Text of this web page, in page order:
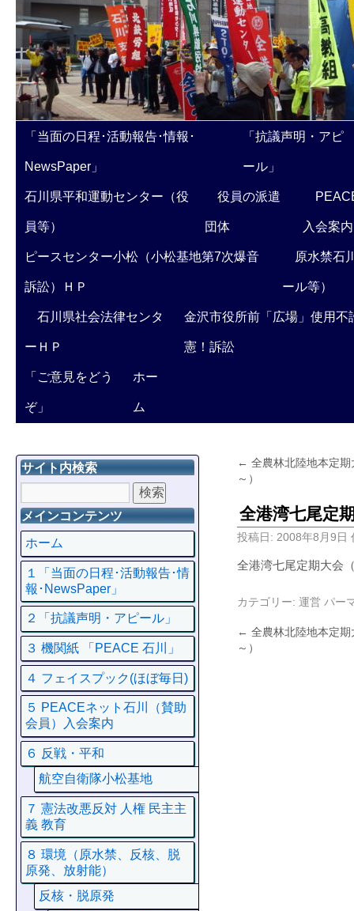
「当面の日程･活動報告･情報･
NewsPaper」
「抗議声明・アピ
ール」
石川県平和運動センター（役
員等）
役員の派遣
団体 入会案内
ピースセンター小松（小松基地第7次爆音
訴訟）ＨＰ
原水禁石
ール等）
石川県社会法律センタ
ーＨＰ
金沢市役所前「広場」使用不
憲！訴訟
「ご意見をどう
ぞ」
ホー
ム
← 全農林北陸地本定
～）
全港湾七尾定
投稿日: 2008年8月9日
全港湾七尾定期大会
カテゴリー: 運営 パー
← 全農林北陸地本定
～）
サイト内検索
メインコンテンツ
ホーム
１「当面の日程･活動報告･情
報･NewsPaper」
２「抗議声明・アピール」
３ 機関紙 「PEACE 石川」
４ フェイスプック(ほぼ毎日)
５ PEACEネット石川（賛助
会員）入会案内
６ 反戦・平和
航空自衛隊小松基地
７ 憲法改悪反対 人権 民主主
義 教育
８ 環境（原水禁、反核、脱
原発、放射能）
反核・脱原発